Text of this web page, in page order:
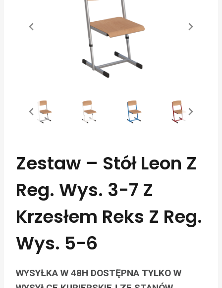
Zestaw – Stół Leon Z
Reg. Wys. 3-7 Z
Krzesłem Reks Z Reg.
Wys. 5-6
WYSYŁKA W 48H DOSTĘPNA TYLKO W